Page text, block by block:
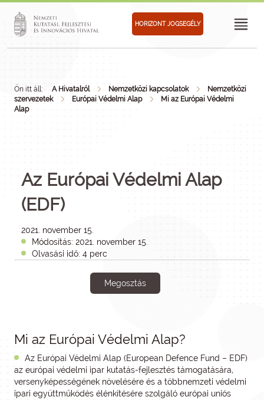
HORIZONT JOGSEGÉLY
Ön itt áll: A Hivatalról Nemzetközi kapcsolatok
Nemzetközi
szervezetek
Európai Védelmi Alap
Mi az Európai Védelmi
Alap
Az Európai Védelmi Alap
(EDF)
2021. november 15.
Módosítás: 2021. november 15.
Olvasási idő: 4 perc
Megosztás
Mi az Európai Védelmi Alap?
Az Európai Védelmi Alap (European Defence Fund – EDF)
az európai védelmi ipar kutatás-fejlesztés támogatására,
versenyképességének növelésére és a többnemzeti védelmi
ipari együttműködés élénkítésére szolgáló európai uniós